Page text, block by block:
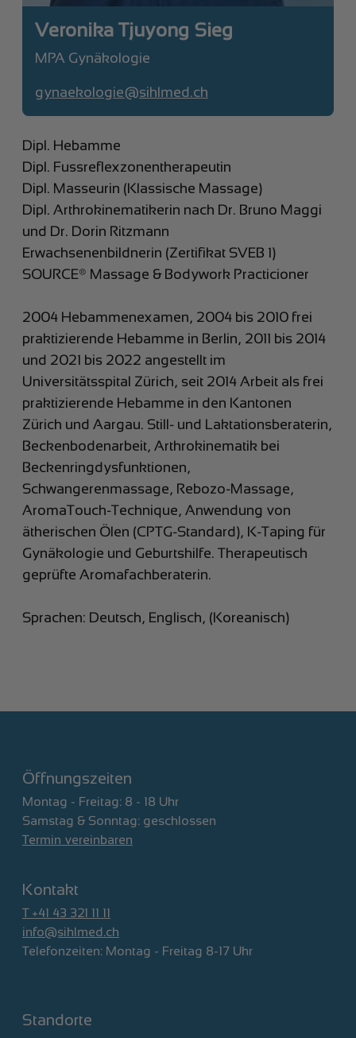
Veronika Tjuyong Sieg
MPA Gynäkologie
gynaekologie@sihlmed.ch
Dipl. Hebamme
Dipl. Fussreflexzonentherapeutin
Dipl. Masseurin (Klassische Massage)
Dipl. Arthrokinematikerin nach Dr. Bruno Maggi
und Dr. Dorin Ritzmann
Erwachsenenbildnerin (Zertifikat SVEB 1)
SOURCE® Massage & Bodywork Practicioner
2004 Hebammenexamen, 2004 bis 2010 frei
praktizierende Hebamme in Berlin, 2011 bis 2014
und 2021 bis 2022 angestellt im
Universitätsspital Zürich, seit 2014 Arbeit als frei
praktizierende Hebamme in den Kantonen
Zürich und Aargau. Still- und Laktationsberaterin,
Beckenbodenarbeit, Arthrokinematik bei
Beckenringdysfunktionen,
Schwangerenmassage, Rebozo-Massage,
AromaTouch-Technique, Anwendung von
ätherischen Ölen (CPTG-Standard), K-Taping für
Gynäkologie und Geburtshilfe. Therapeutisch
geprüfte Aromafachberaterin.
Sprachen: Deutsch, Englisch, (Koreanisch)
Öffnungszeiten
Montag - Freitag: 8 - 18 Uhr
Samstag & Sonntag: geschlossen
Termin vereinbaren
Kontakt
T +41 43 321 11 11
info@sihlmed.ch
Telefonzeiten: Montag - Freitag 8-17 Uhr
Standorte